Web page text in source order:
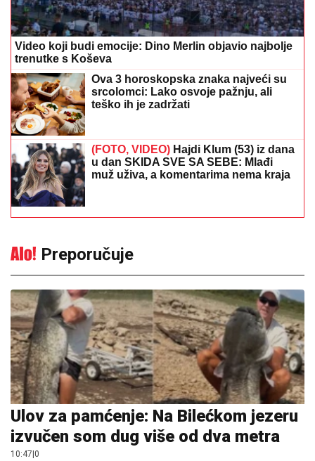
Video koji budi emocije: Dino Merlin objavio najbolje
trenutke s Koševa
Ova 3 horoskopska znaka najveći su
srcolomci: Lako osvoje pažnju, ali
teško ih je zadržati
(FOTO, VIDEO) Hajdi Klum (53) iz dana
u dan SKIDA SVE SA SEBE: Mlađi
muž uživa, a komentarima nema kraja
Preporučuje
Ulov za pamćenje: Na Bilećkom jezeru
izvučen som dug više od dva metra
10:47|0